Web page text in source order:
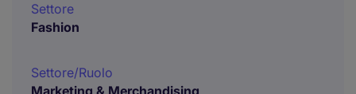
Settore
Fashion
Settore/Ruolo
Marketing & Merchandising